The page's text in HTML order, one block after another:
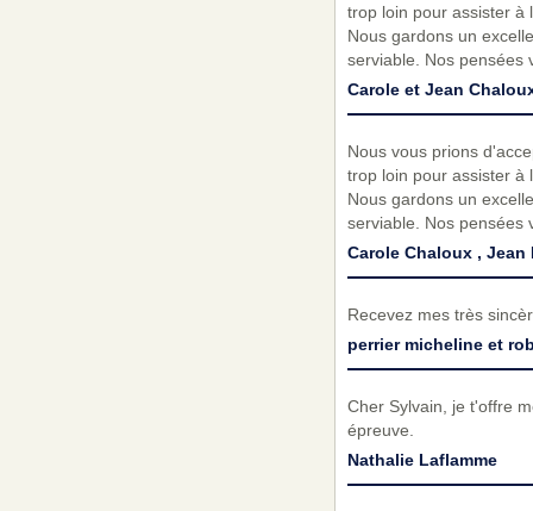
trop loin pour assister à
Nous gardons un
serviable. Nos pensées
Carole et Jean
Nous vous prions
trop loin pour assister à
Nous gardons un
serviable. Nos pensées
Carole Chaloux , Jean
Recevez mes très
perrier micheline et
Cher Sylvain, je t'offre
épreuve.
Nathalie Laflamme